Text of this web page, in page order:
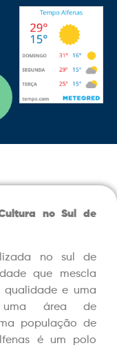
no Sul de
no sul de
que mescla
e uma
área de
população de
é um polo